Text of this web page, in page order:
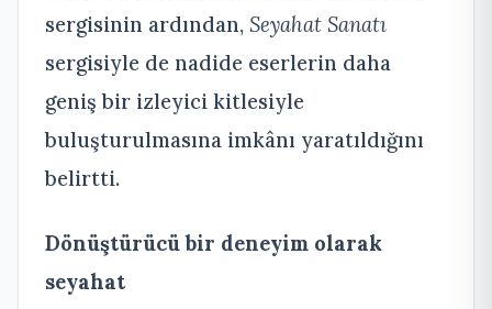
sergisinin ardından, Seyahat Sanatı
sergisiyle de nadide eserlerin daha
geniş bir izleyici kitlesiyle
buluşturulmasına imkânı yaratıldığını
belirtti.
Dönüştürücü bir deneyim olarak
seyahat